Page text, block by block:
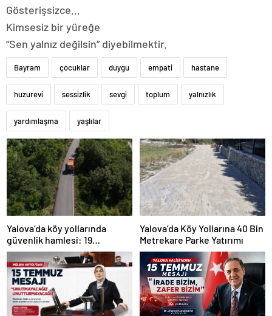
Gösterişsizce…
Kimsesiz bir yüreğe
“Sen yalnız değilsin” diyebilmektir.
Bayram çocuklar duygu empati hastane
huzurevi sessizlik sevgi toplum yalnızlık
yardımlaşma yaşlılar
Yalova’da köy yollarında
güvenlik hamlesi: 19
kilometrelik çalışma hedefi
Yalova’da Köy Yollarına 40 Bin
Metrekare Parke Yatırımı